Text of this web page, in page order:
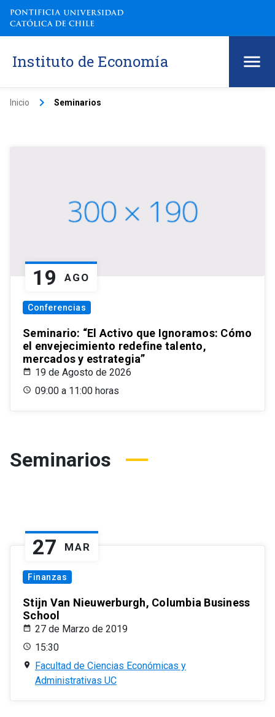
Instituto de Economía
Inicio keyboard_arrow_right Seminarios
19 AGO
Conferencias
Seminario: “El Activo que Ignoramos: Cómo
el envejecimiento redefine talento,
mercados y estrategia”
19 de Agosto de 2026
09:00 a 11:00 horas
Seminarios
27 MAR
Finanzas
Stijn Van Nieuwerburgh, Columbia Business
School
27 de Marzo de 2019
15:30
Facultad de Ciencias Económicas y
Administrativas UC